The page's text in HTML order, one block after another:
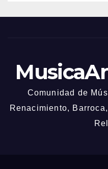
Comunidad de
Renacimiento,